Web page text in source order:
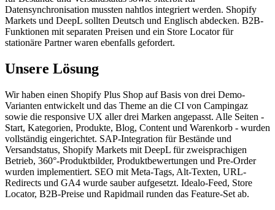
Datensynchronisation mussten nahtlos integriert werden. Shopify
Markets und DeepL sollten Deutsch und Englisch abdecken. B2B-
Funktionen mit separaten Preisen und ein Store Locator für
stationäre Partner waren ebenfalls gefordert.
Unsere Lösung
Wir haben einen Shopify Plus Shop auf Basis von drei Demo-
Varianten entwickelt und das Theme an die CI von Campingaz
sowie die responsive UX aller drei Marken angepasst. Alle Seiten -
Start, Kategorien, Produkte, Blog, Content und Warenkorb - wurden
vollständig eingerichtet. SAP-Integration für Bestände und
Versandstatus, Shopify Markets mit DeepL für zweisprachigen
Betrieb, 360°-Produktbilder, Produktbewertungen und Pre-Order
wurden implementiert. SEO mit Meta-Tags, Alt-Texten, URL-
Redirects und GA4 wurde sauber aufgesetzt. Idealo-Feed, Store
Locator, B2B-Preise und Rapidmail runden das Feature-Set ab.